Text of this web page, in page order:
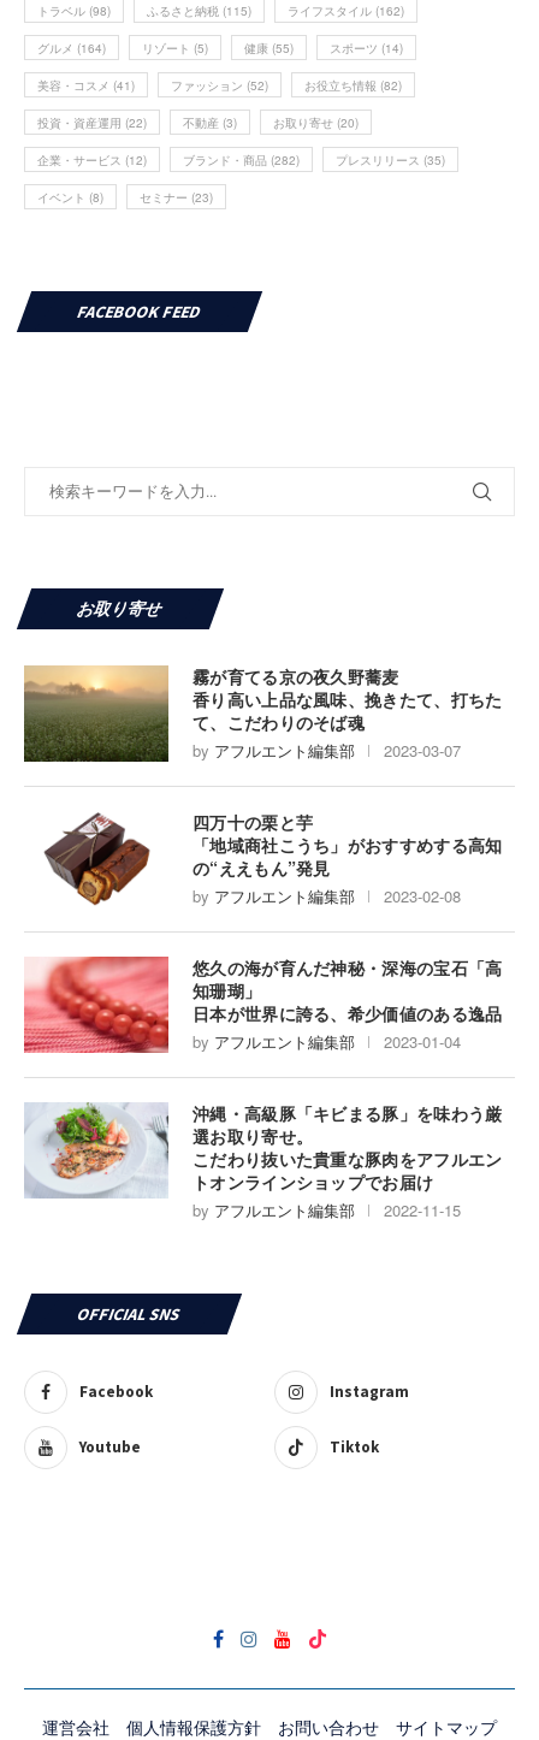
お取り寄せ
霧が育てる京の夜久野蕎麦
香り高い上品な風味、挽きたて、打ちた
て、こだわりのそば魂
by アフルエント編集部 2023-03-07
四万十の栗と芋
「地域商社こうち」がおすすめする高知
の“ええもん”発見
by アフルエント編集部 2023-02-08
悠久の海が育んだ神秘・深海の宝石「高
知珊瑚」
日本が世界に誇る、希少価値のある逸品
by アフルエント編集部 2023-01-04
沖縄・高級豚「キビまる豚」を味わう厳
選お取り寄せ。
こだわり抜いた貴重な豚肉をアフルエン
トオンラインショップでお届け
by アフルエント編集部 2022-11-15
OFFICIAL SNS
Facebook Instagram
Youtube Tiktok
トラベル (98) ふるさと納税 (115) ライフスタイル (162)
グルメ (164) リゾート (5) 健康 (55) スポーツ (14)
美容・コスメ (41) ファッション (52) お役立ち情報 (82)
投資・資産運用 (22) 不動産 (3) お取り寄せ (20)
企業・サービス (12) ブランド・商品 (282) プレスリリース (35)
イベント (8) セミナー (23)
FACEBOOK FEED
運営会社 個人情報保護方針 お問い合わせ サイトマップ